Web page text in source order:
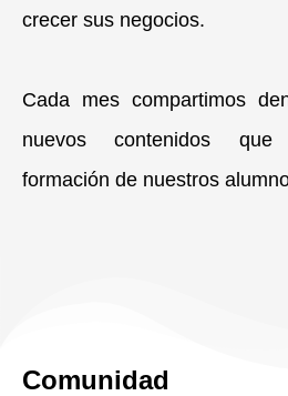
crecer sus negocios.
Cada mes compartimos
nuevos contenidos que
formación de nuestros
Comunidad